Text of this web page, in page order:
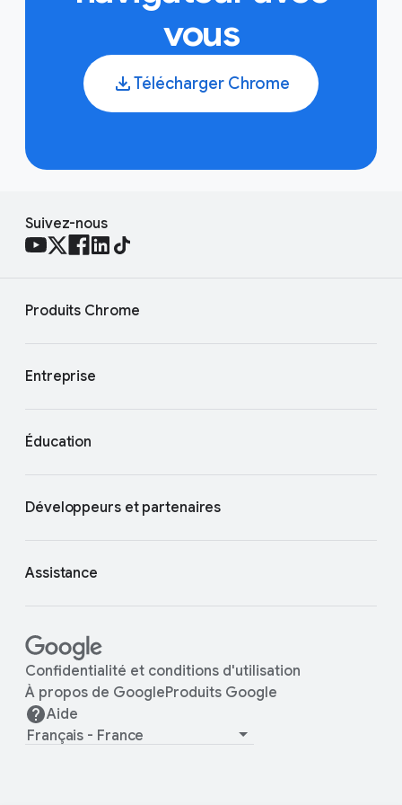
vous
Télécharger Chrome
Suivez-nous
Produits Chrome
Entreprise
Éducation
Développeurs et partenaires
Assistance
Confidentialité et conditions d'utilisation
À propos de GoogleProduits Google
Aide